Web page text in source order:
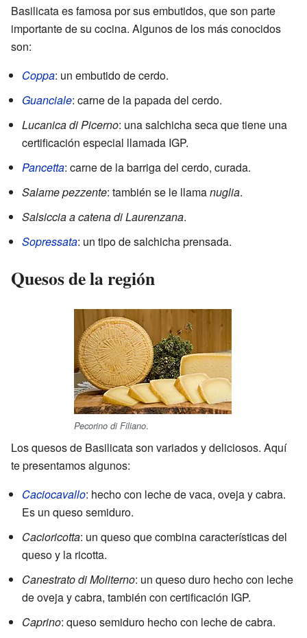
Basilicata es famosa por sus embutidos, que son parte
importante de su cocina. Algunos de los más conocidos
son:
Coppa: un embutido de cerdo.
Guanciale: carne de la papada del cerdo.
Lucanica di Picerno: una salchicha seca que tiene una
certificación especial llamada IGP.
Pancetta: carne de la barriga del cerdo, curada.
Salame pezzente: también se le llamanuglia.
Salsiccia a catena di Laurenzana.
Sopressata: un tipo de salchicha prensada.
Quesos de la región
Pecorino di Filiano.
Los quesos de Basilicata son variados y deliciosos. Aquí
te presentamos algunos:
Caciocavallo: hecho con leche de vaca, oveja y cabra.
Es un queso semiduro.
Cacioricotta: un queso que combina características del
queso y la ricotta.
Canestrato di Moliterno: un queso duro hecho con leche
de oveja y cabra, también con certificación IGP.
Caprino: queso semiduro hecho con leche de cabra.